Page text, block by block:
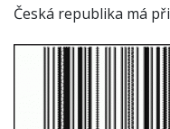
Česká republika má